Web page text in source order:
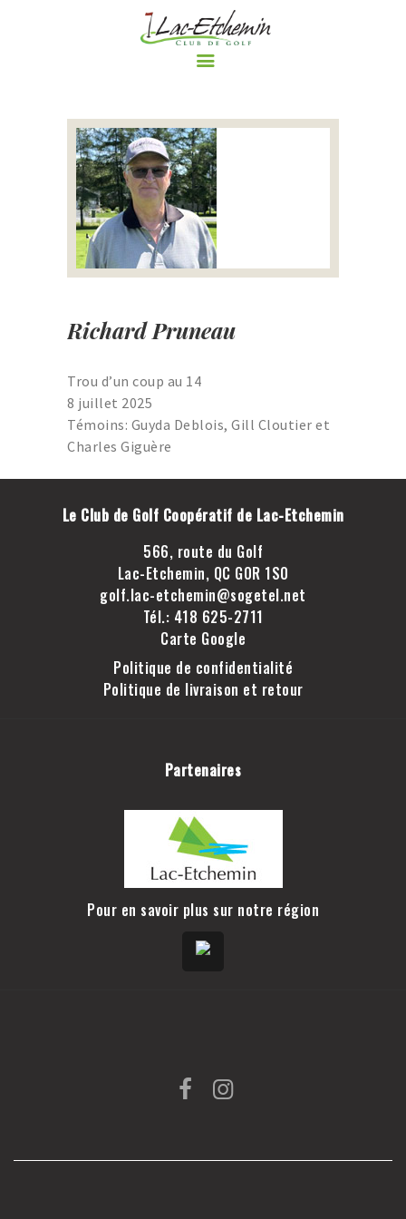
LE CLUB DE GOLF
PARCOURS
RÈGLEMENTS ET
POLITIQUES DU CLUB DE
GOLF DE LAC-ETCHEMIN
TARIFS
ÉVÈNEMENTS
LE BLOGUE DU CLUB DE
GOLF LAC-ETCHEMIN
TROU D’UN COUP
JOINDRE LE CLUB DE
FACEBOOK
INSTAGRAM
Richard Pruneau
Trou d’un coup au 14
8 juillet 2025
Témoins: Guyda Deblois, Gill Cloutier et
Charles Giguère
Le Club de Golf Coopératif de Lac-Etchemin
566, route du Golf
Lac-Etchemin, QC G0R 1S0
golf.lac-etchemin@sogetel.net
Tél.: 418 625-2711
Carte Google
Politique de confidentialité
Politique de livraison et retour
Partenaires
Pour en savoir plus sur notre région